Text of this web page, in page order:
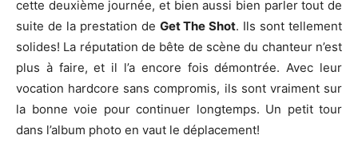
cette deuxième journée, et bien aussi bien parler tout de
suite de la prestation de Get The Shot. Ils sont tellement
solides! La réputation de bête de scène du chanteur n’est
plus à faire, et il l’a encore fois démontrée. Avec leur
vocation hardcore sans compromis, ils sont vraiment sur
la bonne voie pour continuer longtemps. Un petit tour
dans l’album photo en vaut le déplacement!